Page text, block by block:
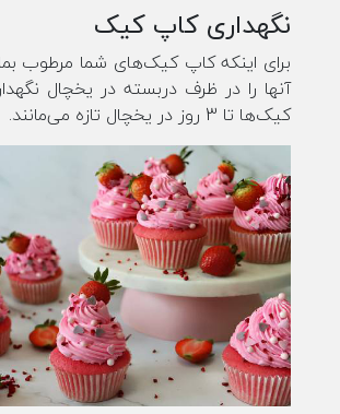
نگهداری کاپ کیک
برای اینکه کاپ کیک‌های شما مرطوب
آنها را در ظرف دربسته در یخچال
کیک‌ها تا 3 روز در یخچال تازه می‌مانند.